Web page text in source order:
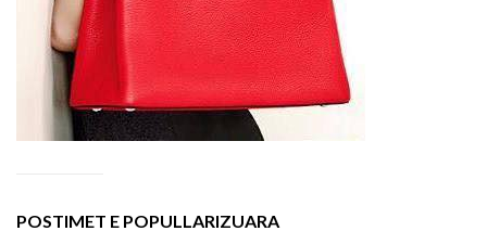
POSTIMET E POPULLARIZUARA